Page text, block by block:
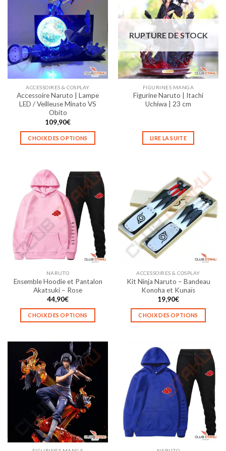
variations.
Les
options
peuvent
être
choisies
sur
la
page
du
produit
variations.
Les
options
peuvent
être
choisies
sur
la
page
du
ACCESSOIRES & COSPLAY
Accessoire Naruto | Lampe
LED / Veilleuse Minato VS
Obito
109,90€
CHOIX DES OPTIONS
plusieurs
variations.
Les
options
peuvent
être
choisies
sur
page
du
produit
RUPTURE DE STOCK
FIGURINES MANGA
Figurine Naruto | Itachi
Uchiwa | 23 cm
LIRE LA SUITE
NARUTO
Ensemble Hoodie et Pantalon
Akatsuki – Rose
44,90€
CHOIX DES OPTIONS
plusieurs
variations.
Les
options
peuvent
être
choisies
sur
la
ACCESSOIRES & COSPLAY
Kit Ninja Naruto – Bandeau
Konoha et Kunaïs
19,90€
CHOIX DES OPTIONS
plusieurs
variations.
Les
options
peuvent
être
choisies
sur